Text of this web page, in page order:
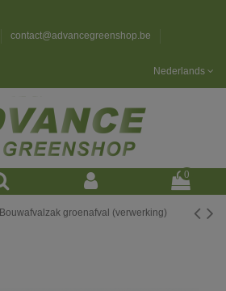
contact@advancegreenshop.be
Nederlands
0
Bouwafvalzak groenafval (verwerking)